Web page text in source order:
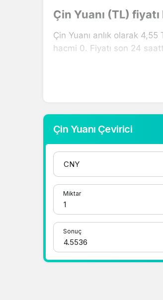
Çin Yuanı (TL)
Çin Yuanı anlık olarak
hacmi 0. Fiyatı son 24
Çin Yuanı hesaplama
doğru adrestesiniz..
1 Dolar Kaç TL ?
1 Euro Kaç TL ?
1 CHF Kaç TL ?
1 RUB Kaç TL ?
1 CNY Kaç TL ?
Çin Yuanı Çevirici
Miktar
Sonuç